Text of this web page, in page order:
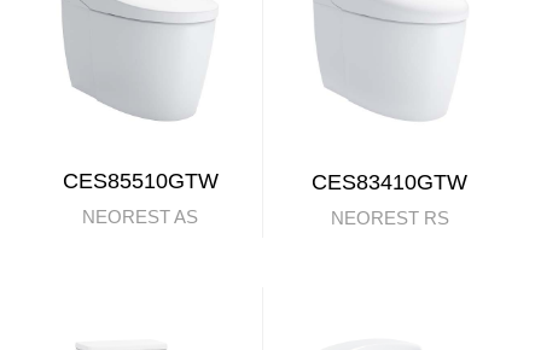
CES85510GTW
NEOREST AS
CES83410GTW
NEOREST RS